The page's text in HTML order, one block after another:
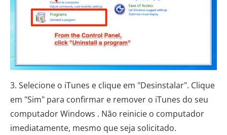
3. Selecione o iTunes e clique em "Desinstalar". Clique
em "Sim" para confirmar e remover o iTunes do seu
computador Windows . Não reinicie o computador
imediatamente, mesmo que seja solicitado.